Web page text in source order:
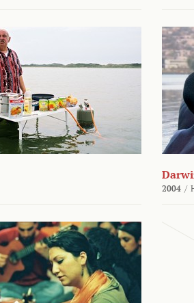
2004 /